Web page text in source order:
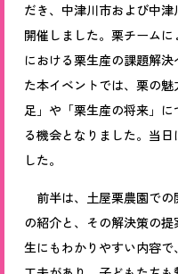
だき、中津川市および中
開催しました。栗チーム
における栗生産の課題解
た本イベントでは、栗の
足」や「栗生産の将来」
る機会となりました。当
した。
前半は、土屋栗農園での
の紹介と、その解決策の
生にもわかりやすい内容